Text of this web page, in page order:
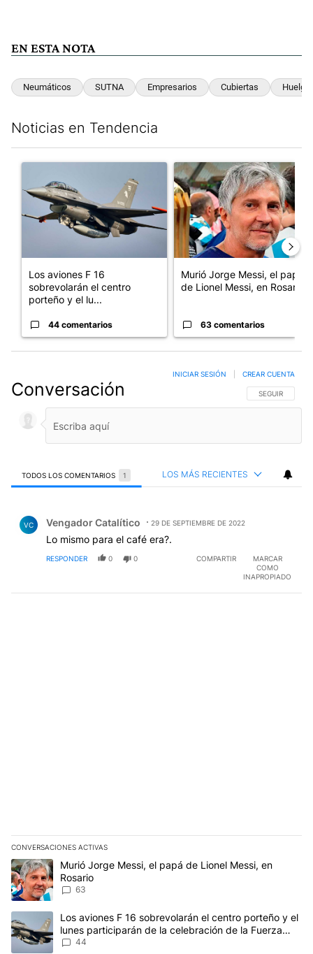
EN ESTA NOTA
Neumáticos SUTNA Empresarios Cubiertas Huelga
Noticias en Tendencia
Un artículo de tendencia con el título "Los aviones F 16
Los aviones F 16
sobrevolarán el centro
porteño y el lu...
44 comentarios
Un artículo de tendencia con
Murió Jorge Messi, el papá
de Lionel Messi, en Rosario
63 comentarios
Conversación SIGA ESTA
SEGUIR
INICIAR SESIÓN CREAR CUENTA
TODOS LOS COMENTARIOS 1 LOS MÁS RECIENTES
VC Vengador Catalítico 29 DE SEPTIEMBRE DE 2022
Lo mismo para el café era?.
RESPONDER 0 0 COMPARTIR
MARCAR
COMO
INAPROPIADO
CONVERSACIONES ACTIVAS
Este listado muestra los artículos con más comentarios en los
Un artículo de tendencia con el título "Murió Jorge Messi, el
Murió Jorge Messi, el papá de Lionel Messi, en
Rosario
63
Un artículo de tendencia con el título "Los aviones F 16
Los aviones F 16 sobrevolarán el centro porteño y el
lunes participarán de la celebración de la Fuerza
Aérea
44